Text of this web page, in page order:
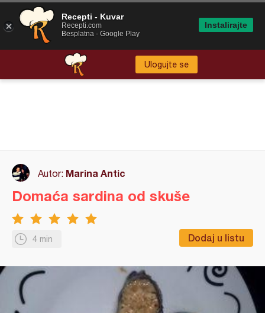
Ulogujte se
Autor: Marina Antic
4 min Dodaj u listu
Domaća sardina od skuše
Recepti - Kuvar
Recepti.com
Besplatna - Google Play
Instalirajte